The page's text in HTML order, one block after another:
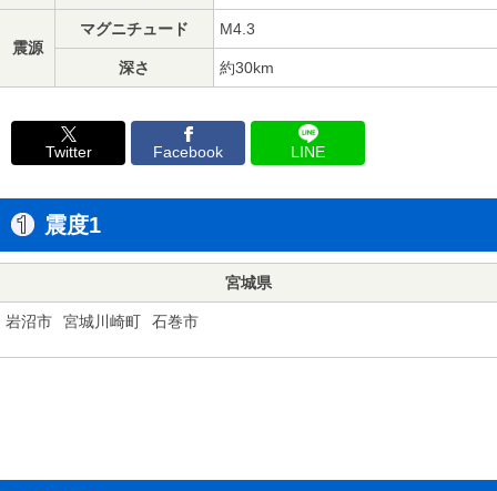
震源
マグニチュード M4.3
深さ 約30km
Twitter Facebook LINE
震度1
宮城県
岩沼市 宮城川崎町 石巻市